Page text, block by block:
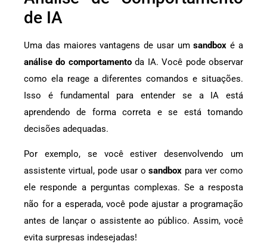
de IA
Uma das maiores vantagens de usar umsandbox é a
análise do comportamentoda IA. Você pode observar
como ela reage a diferentes comandos e situações.
Isso é fundamental para entender se a IA está
aprendendo de forma correta e se está tomando
decisões adequadas.
Por exemplo, se você estiver desenvolvendo um
assistente virtual, pode usar osandbox para ver como
ele responde a perguntas complexas. Se a resposta
não for a esperada, você pode ajustar a programação
antes de lançar o assistente ao público. Assim, você
evita surpresas indesejadas!